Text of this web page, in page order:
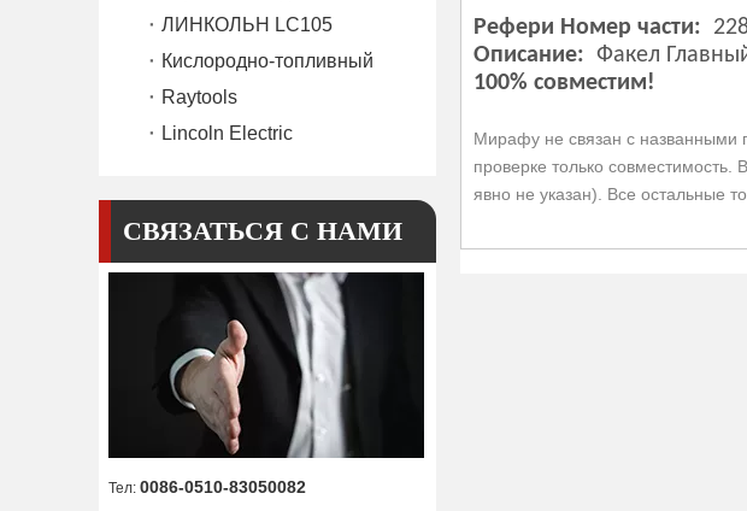
ЛИНКОЛЬН LC105
Кислородно-топливный
Raytools
Lincoln Electric
СВЯЗАТЬСЯ С НАМИ
Тел: 0086-0510-83050082
Рефери Номер части:
Описание: Факел
100% совместим!
Мирафу не связан с названными
проверке только
явно не указан). Все остальные